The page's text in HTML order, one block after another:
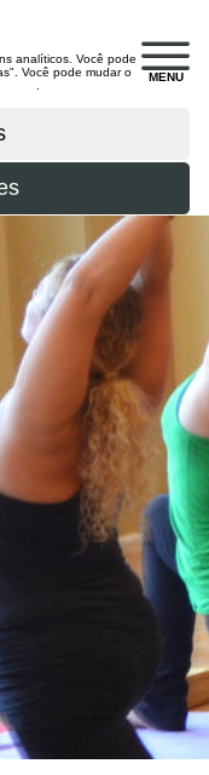
MENU
analíticos. Você pode
Você pode mudar o